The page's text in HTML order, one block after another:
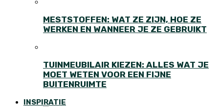
MESTSTOFFEN: WAT ZE ZIJN, HOE ZE
WERKEN EN WANNEER JE ZE GEBRUIKT
TUINMEUBILAIR KIEZEN: ALLES WAT JE
MOET WETEN VOOR EEN FIJNE
BUITENRUIMTE
INSPIRATIE